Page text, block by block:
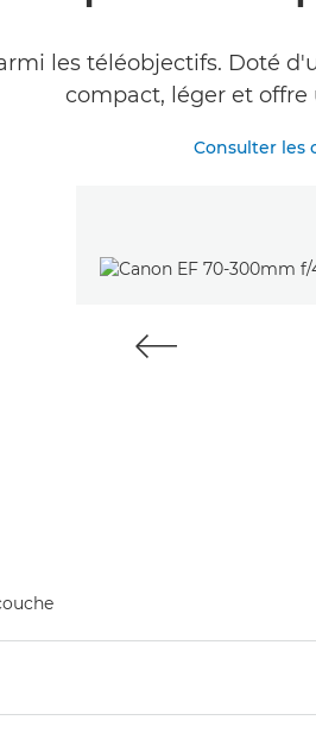
les téléobjectifs. Doté
compact, léger et
Consulter les